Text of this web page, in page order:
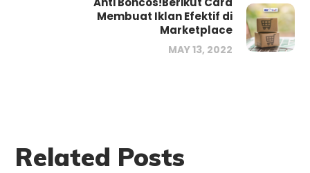
Membuat Iklan Efektif di
Marketplace
MAY 13, 2022
Related Posts